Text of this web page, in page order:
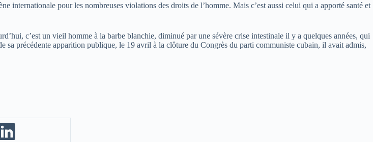
internationale pour les nombreuses violations des droits de l’homme. Mais c’est aussi celui qui a apporté santé et
c’est un vieil homme à la barbe blanchie, diminué par une sévère crise intestinale il y a quelques années, qui
sa précédente apparition publique, le 19 avril à la clôture du Congrès du parti communiste cubain, il avait admis,